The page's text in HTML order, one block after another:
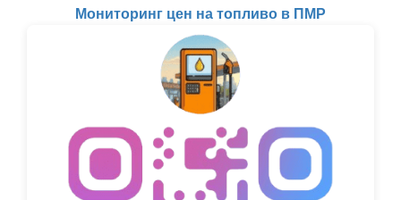
Мониторинг цен на топливо в ПМР